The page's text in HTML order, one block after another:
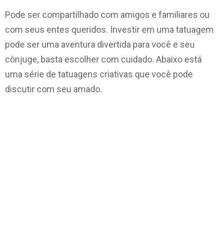
Pode ser compartilhado com amigos e familiares ou
com seus entes queridos. Investir em uma tatuagem
pode ser uma aventura divertida para você e seu
cônjuge, basta escolher com cuidado. Abaixo está
uma série de tatuagens criativas que você pode
discutir com seu amado.